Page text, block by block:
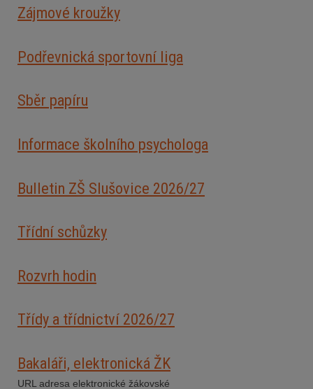
Zájmové kroužky
Podřevnická sportovní liga
Sběr papíru
Informace školního psychologa
Bulletin ZŠ Slušovice 2026/27
Třídní schůzky
Rozvrh hodin
Třídy a třídnictví 2026/27
Bakaláři, elektronická ŽK
URL adresa elektronické žákovské